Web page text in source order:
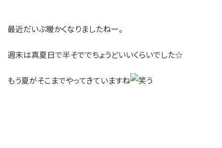
最近だいぶ暖かくなりましたねー。
週末は真夏日で半そででちょうどいいくらいでした☆
もう夏がそこまでやってきていますね